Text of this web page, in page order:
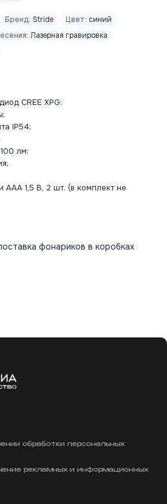
Бренд: Stride Цвет: синий
Лазерная гравировка
CREE XPG;
IP54;
лм;
ААА 1,5 В, 2 шт. (в комплект не
фонариков в коробках
обработки персональных
рекламных и информационных